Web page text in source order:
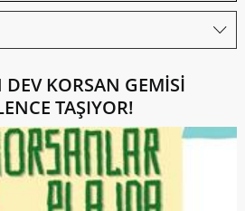
KORSAN GEMİSİ
TAŞIYOR!